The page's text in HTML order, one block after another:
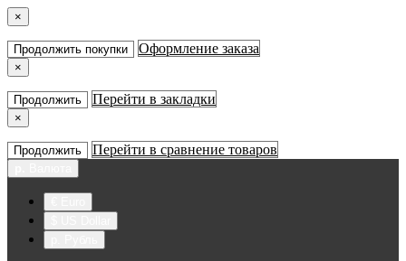
×
Продолжить покупки Оформление заказа
×
Продолжить Перейти в закладки
×
Продолжить Перейти в сравнение товаров